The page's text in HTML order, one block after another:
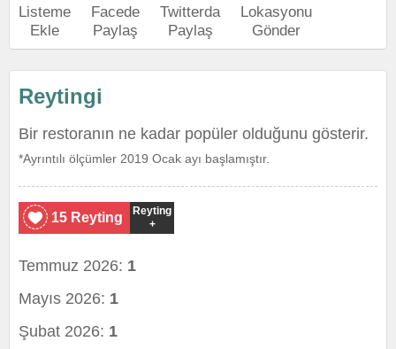
Listeme
Ekle
Facede
Paylaş
Twitterda
Paylaş
Lokasyonu
Gönder
Reytingi
Bir restoranın ne kadar popüler olduğunu gösterir.
*Ayrıntılı ölçümler 2019 Ocak ayı başlamıştır.
15 Reyting
Reyting
+
Temmuz 2026: 1
Mayıs 2026: 1
Şubat 2026: 1